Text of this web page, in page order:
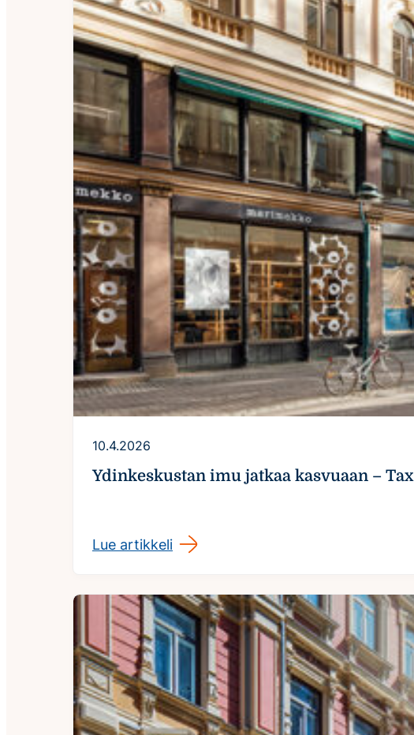
10.4.2026
Ydinkeskustan imu jatkaa kasvuaan –
Lue artikkeli